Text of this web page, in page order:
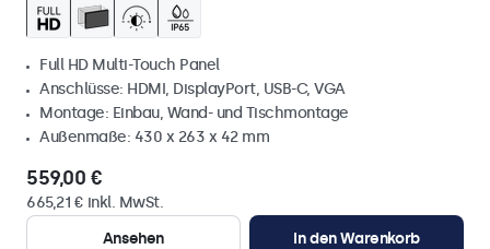
Full HD Multi-Touch Panel
Anschlüsse: HDMI, DisplayPort, USB-C, VGA
Montage: Einbau, Wand- und Tischmontage
Außenmaße: 430 x 263 x 42 mm
559,00 €
665,21 € inkl. MwSt.
Ansehen
In den Warenkorb